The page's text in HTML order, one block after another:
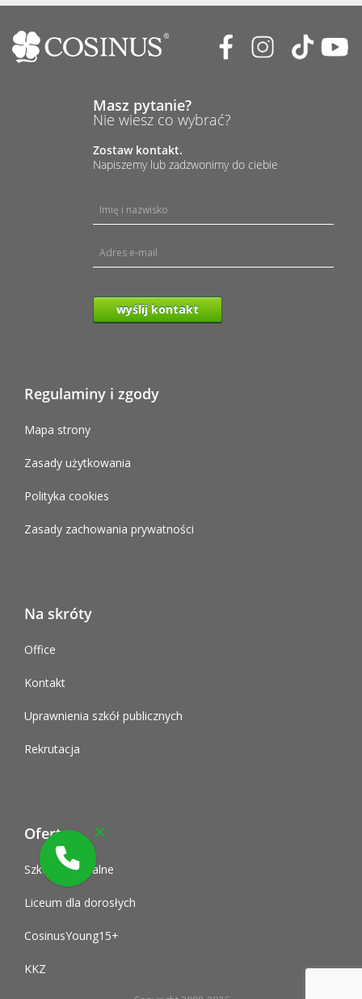
Masz pytanie?
Nie wiesz co wybrać?
Zostaw kontakt.
Napiszemy lub zadzwonimy do ciebie
wyślij kontakt
Regulaminy i zgody
Mapa strony
Zasady użytkowania
Polityka cookies
Zasady zachowania prywatności
Na skróty
Office
Kontakt
Uprawnienia szkół publicznych
Rekrutacja
Oferta
Szkoły policealne
Liceum dla dorosłych
CosinusYoung15+
KKZ